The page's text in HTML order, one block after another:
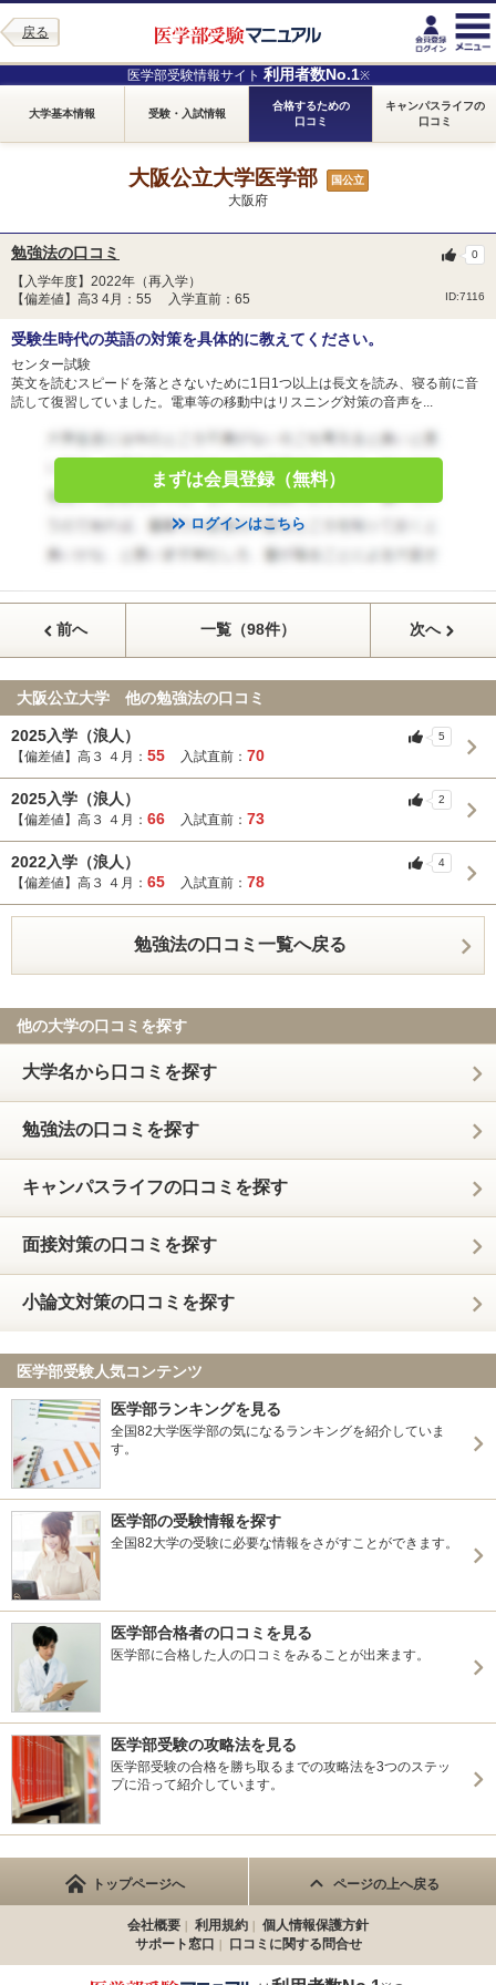
戻る
医学部受験情報サイト 利用者数No.1※
大学基本情報 受験・入試情報
合格するための
口コミ
キャンパスライフの
口コミ
大阪公立大学医学部 国公立
大阪府
勉強法の口コミ
【入学年度】2022年（再入学）
【偏差値】高3 4月：55 入学直前：65
ID:7116
0
受験生時代の英語の対策を具体的に教えてください。
センター試験
英文を読むスピードを落とさないために1日1つ以上は長文を読み、寝る前に音
読して復習していました。電車等の移動中はリスニング対策の音声を...
まずは会員登録（無料）
ログインはこちら
前へ 一覧（98件） 次へ
大阪公立大学 他の勉強法の口コミ
2025入学（浪人）
【偏差値】高３ ４月： 55 入試直前： 70
5
2025入学（浪人）
【偏差値】高３ ４月： 66 入試直前： 73
2
2022入学（浪人）
【偏差値】高３ ４月： 65 入試直前： 78
4
勉強法の口コミ一覧へ戻る
他の大学の口コミを探す
大学名から口コミを探す
勉強法の口コミを探す
キャンパスライフの口コミを探す
面接対策の口コミを探す
小論文対策の口コミを探す
医学部受験人気コンテンツ
医学部ランキングを見る
全国82大学医学部の気になるランキングを紹介していま
す。
医学部の受験情報を探す
全国82大学の受験に必要な情報をさがすことができます。
医学部合格者の口コミを見る
医学部に合格した人の口コミをみることが出来ます。
医学部受験の攻略法を見る
医学部受験の合格を勝ち取るまでの攻略法を3つのステッ
プに沿って紹介しています。
トップページへ ページの上へ戻る
会社概要 利用規約
個人情報保護方針
サポート窓口
口コミに関する問合せ